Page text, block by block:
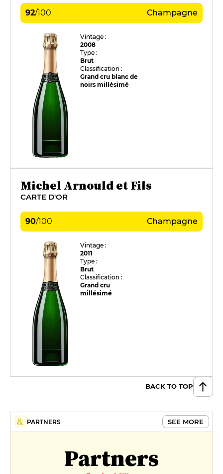
92/100 Champagne
Vintage :
2008
Type :
Brut
Classification :
Grand cru blanc de
noirs millésimé
Michel Arnould et Fils
CARTE D'OR
90/100 Champagne
Vintage :
2011
Type :
Brut
Classification :
Grand cru
millésimé
BACK TO TOP
PARTNERS SEE MORE
Partners